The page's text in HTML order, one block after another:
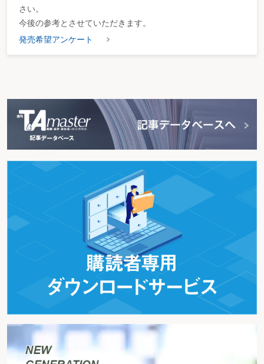
さい。
今後の参考とさせていただきます。
発売希望アンケート